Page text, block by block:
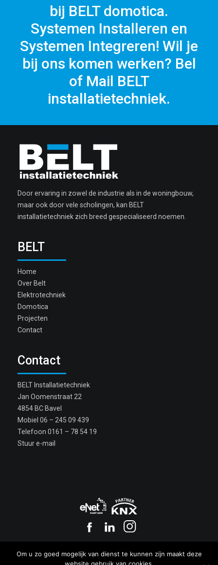
bij BELT domotica.
Systemen Installeren en
Systemen Integreren! Wil je
bij ons komen werken? Bel
of Mail BELT
installatietechniek.
Door ervaring in zowel de industrie als in de woningbouw,
maar ook door vele scholingen, kan BELT
installatietechniek zich breed gespecialiseerd noemen.
BELT
Home
Over Belt
Elektrotechniek
Domotica
Projecten
Contact
Contact
BELT Installatietechniek
Jan Oomenstraat 22
4854 BC Bavel
Mobiel 06 – 245 09 439
Telefoon 0161 – 78 54 19
Stuur e-mail
Privacy|Cookies
Om u zo goed mogelijk van dienst te kunnen zijn maakt deze